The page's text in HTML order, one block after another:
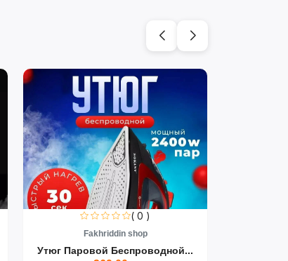
( 0 )
Fakhriddin shop
Утюг Паровой Беспроводной...